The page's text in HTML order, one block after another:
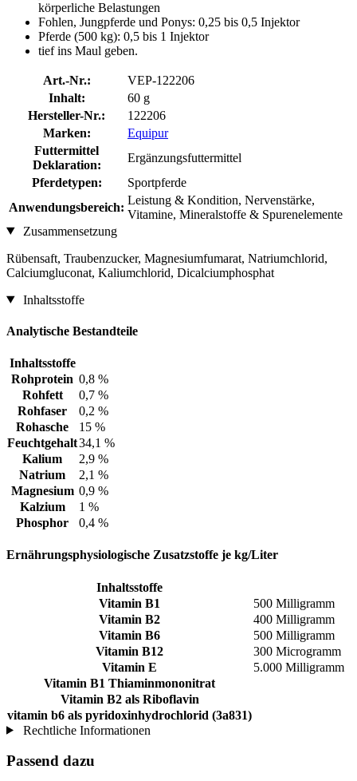
körperliche Belastungen
Fohlen, Jungpferde und Ponys: 0,25 bis 0,5 Injektor
Pferde (500 kg): 0,5 bis 1 Injektor
tief ins Maul geben.
Art.-Nr.:
VEP-122206
Inhalt:
60 g
Hersteller-Nr.:
122206
Marken:
Equipur
Futtermittel
Deklaration:
Ergänzungsfuttermittel
Pferdetypen:
Sportpferde
Anwendungsbereich:
Leistung & Kondition, Nervenstärke,
Vitamine, Mineralstoffe & Spurenelemente
Zusammensetzung
Rübensaft, Traubenzucker, Magnesiumfumarat, Natriumchlorid,
Calciumgluconat, Kaliumchlorid, Dicalciumphosphat
Inhaltsstoffe
Analytische Bestandteile
Inhaltsstoffe
Rohprotein 0,8 %
Rohfett
0,7 %
Rohfaser
0,2 %
Rohasche
15 %
Feuchtgehalt34,1 %
Kalium
2,9 %
Natrium
2,1 %
Magnesium 0,9 %
Kalzium
1 %
Phosphor
0,4 %
Ernährungsphysiologische Zusatzstoffe je kg/Liter
Inhaltsstoffe
Vitamin B1
500 Milligramm
Vitamin B2
400 Milligramm
Vitamin B6
500 Milligramm
Vitamin B12
300 Microgramm
Vitamin E
5.000 Milligramm
Vitamin B1 Thiaminmononitrat
Vitamin B2 als Riboflavin
vitamin b6 als pyridoxinhydrochlorid (3a831)
Rechtliche Informationen
Passend dazu